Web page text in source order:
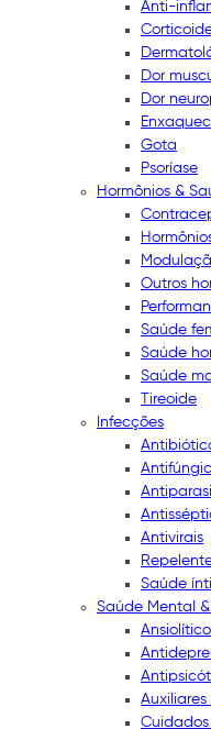
Anti-
Dor
Dor
Gota
Psoríase
Hormônios &
Outros
Saúde
Saúde
Saúde
Tireoide
Infecções
Antivirais
Saúde
Saúde Mental